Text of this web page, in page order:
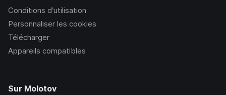
Conditions d’utilisation
Personnaliser les cookies
Télécharger
Appareils compatibles
Sur Molotov